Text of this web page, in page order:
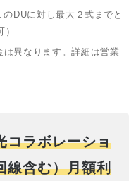
DUに対し最大２式までと
異なります。詳細は営業
コラボレーショ
線含む）月額利